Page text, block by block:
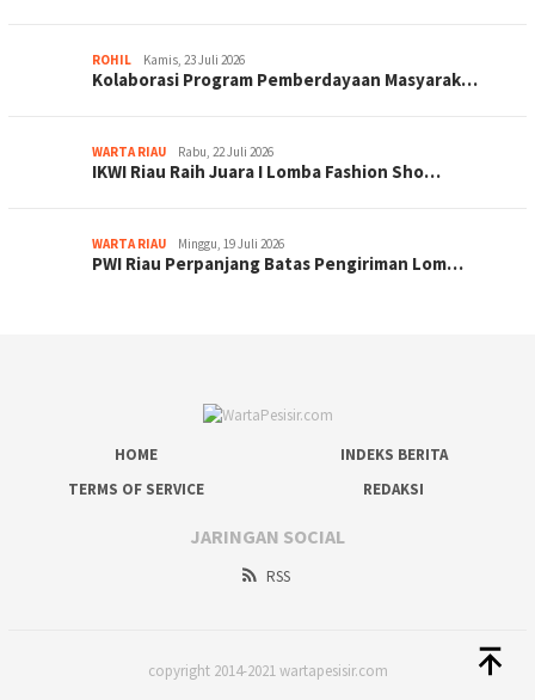
ROHIL Kamis, 23 Juli 2026
Kolaborasi Program Pemberdayaan Masyarak…
WARTA RIAU Rabu, 22 Juli 2026
IKWI Riau Raih Juara I Lomba Fashion Sho…
WARTA RIAU Minggu, 19 Juli 2026
PWI Riau Perpanjang Batas Pengiriman Lom…
HOME
INDEKS BERITA
TERMS OF SERVICE
REDAKSI
JARINGAN SOCIAL
RSS
copyright 2014-2021 wartapesisir.com